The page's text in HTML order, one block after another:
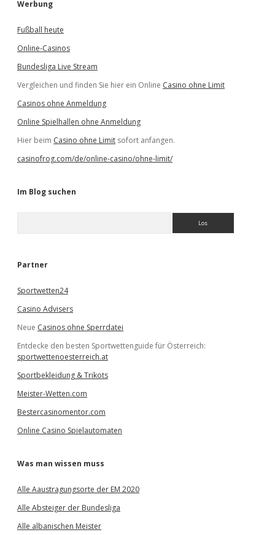
Werbung
Fußball heute
Online-Casinos
Bundesliga Live Stream
Vergleichen und finden Sie hier ein Online Casino ohne Limit
Casinos ohne Anmeldung
Online Spielhallen ohne Anmeldung
Hier beim Casino ohne Limit sofort anfangen.
casinofrog.com/de/online-casino/ohne-limit/
Im Blog suchen
e
Partner
Sportwetten24
Casino Advisers
Neue Casinos ohne Sperrdatei
Entdecke den besten Sportwettenguide für Österreich:
sportwettenoesterreich.at
Sportbekleidung & Trikots
Meister-Wetten.com
Bestercasinomentor.com
Online Casino Spielautomaten
Was man wissen muss
Alle Aaustragungsorte der EM 2020
Alle Absteiger der Bundesliga
Alle albanischen Meister